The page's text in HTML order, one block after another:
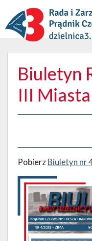
Biuletyn
III
PobierzBiuletyn nr